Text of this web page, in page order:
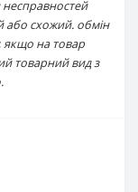
несправностей
або схожий. обмін
якщо на товар
товарний вид з